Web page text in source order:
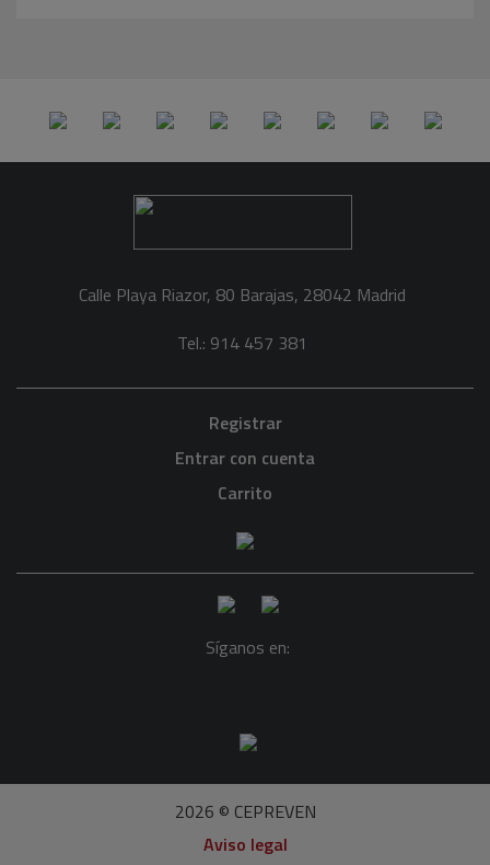
Calle Playa Riazor, 80 Barajas, 28042 Madrid
Tel.: 914 457 381
Registrar
Entrar con cuenta
Carrito
Síganos en:
2026 © CEPREVEN
Aviso legal